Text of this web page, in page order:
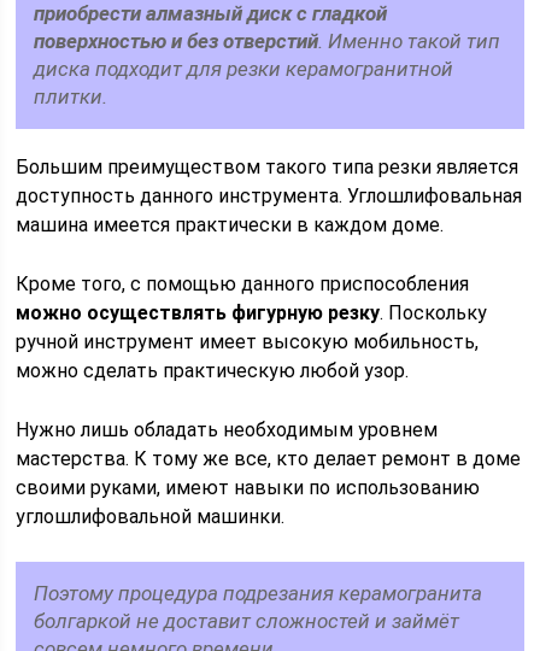
приобрести алмазный диск с гладкой
поверхностью и без отверстий. Именно такой тип
диска подходит для резки керамогранитной
плитки.
Большим преимуществом такого типа резки является
доступность данного инструмента. Углошлифовальная
машина имеется практически в каждом доме.
Кроме того, с помощью данного приспособления
можно осуществлять фигурную резку. Поскольку
ручной инструмент имеет высокую мобильность,
можно сделать практическую любой узор.
Нужно лишь обладать необходимым уровнем
мастерства. К тому же все, кто делает ремонт в доме
своими руками, имеют навыки по использованию
углошлифовальной машинки.
Поэтому процедура подрезания керамогранита
болгаркой не доставит сложностей и займёт